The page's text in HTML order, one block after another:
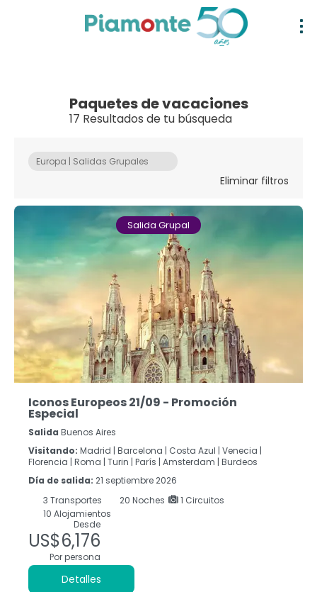
Paquetes de vacaciones
17 Resultados de tu búsqueda
Europa | Salidas Grupales
Eliminar filtros
Salida Grupal
Iconos Europeos 21/09 - Promoción
Especial
Salida Buenos Aires
Visitando: Madrid | Barcelona | Costa Azul | Venecia |
Florencia | Roma | Turin | París | Amsterdam | Burdeos
Día de salida: 21 septiembre 2026
3 Transportes 20 Noches
1 Circuitos
10 Alojamientos
Desde
US$6,176
Por persona
Detalles